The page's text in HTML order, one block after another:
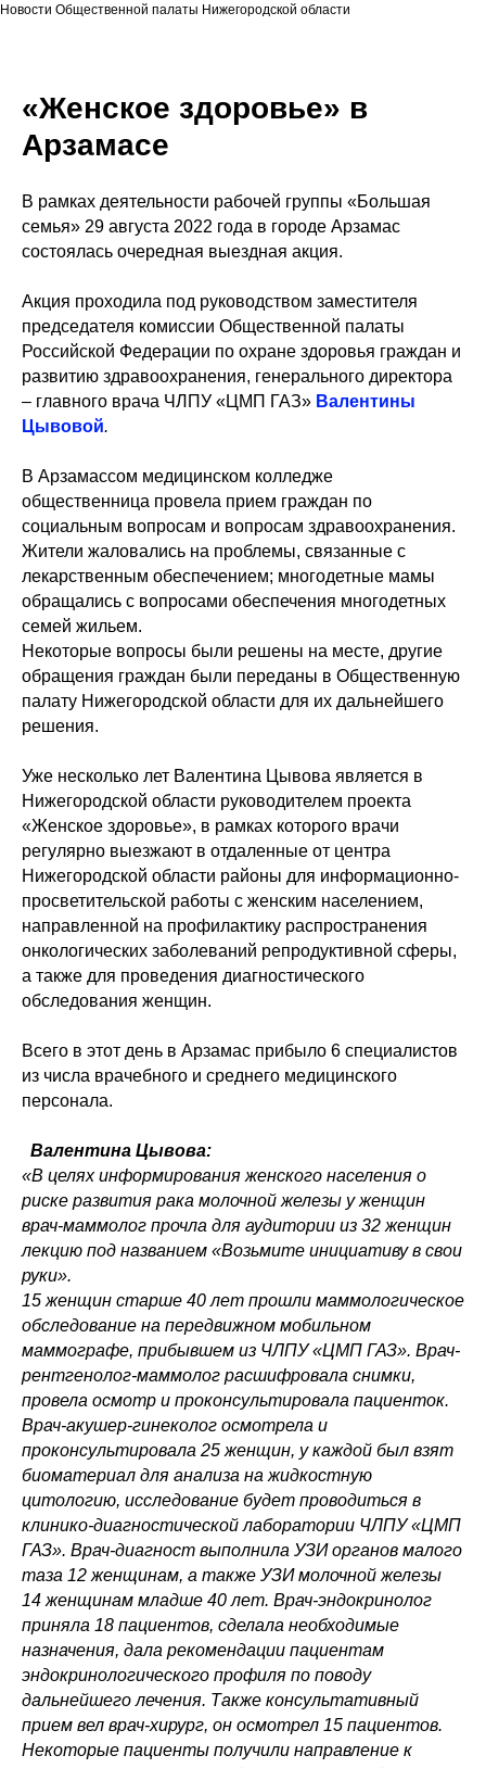
Новости Общественной палаты Нижегородской области
«Женское здоровье» в
Арзамасе
В рамках деятельности рабочей группы «Большая
семья» 29 августа 2022 года в городе Арзамас
состоялась очередная выездная акция.
Акция проходила под руководством заместителя
председателя комиссии Общественной палаты
Российской Федерации по охране здоровья граждан и
развитию здравоохранения, генерального директора
– главного врача ЧЛПУ «ЦМП ГАЗ» Валентины
Цывовой.
В Арзамассом медицинском колледже
общественница провела прием граждан по
социальным вопросам и вопросам здравоохранения.
Жители жаловались на проблемы, связанные с
лекарственным обеспечением; многодетные мамы
обращались с вопросами обеспечения многодетных
семей жильем.
Некоторые вопросы были решены на месте, другие
обращения граждан были переданы в Общественную
палату Нижегородской области для их дальнейшего
решения.
Уже несколько лет Валентина Цывова является в
Нижегородской области руководителем проекта
«Женское здоровье», в рамках которого врачи
регулярно выезжают в отдаленные от центра
Нижегородской области районы для информационно-
просветительской работы с женским населением,
направленной на профилактику распространения
онкологических заболеваний репродуктивной сферы,
а также для проведения диагностического
обследования женщин.
Всего в этот день в Арзамас прибыло 6 специалистов
из числа врачебного и среднего медицинского
персонала.
Валентина Цывова:
«В целях информирования женского населения о
риске развития рака молочной железы у женщин
врач-маммолог прочла для аудитории из 32 женщин
лекцию под названием «Возьмите инициативу в свои
руки».
15 женщин старше 40 лет прошли маммологическое
обследование на передвижном мобильном
маммографе, прибывшем из ЧЛПУ «ЦМП ГАЗ». Врач-
рентгенолог-маммолог расшифровала снимки,
провела осмотр и проконсультировала пациенток.
Врач-акушер-гинеколог осмотрела и
проконсультировала 25 женщин, у каждой был взят
биоматериал для анализа на жидкостную
цитологию, исследование будет проводиться в
клинико-диагностической лаборатории ЧЛПУ «ЦМП
ГАЗ». Врач-диагност выполнила УЗИ органов малого
таза 12 женщинам, а также УЗИ молочной железы
14 женщинам младше 40 лет. Врач-эндокринолог
приняла 18 пациентов, сделала необходимые
назначения, дала рекомендации пациентам
эндокринологического профиля по поводу
дальнейшего лечения. Также консультативный
прием вел врач-хирург, он осмотрел 15 пациентов.
Некоторые пациенты получили направление к